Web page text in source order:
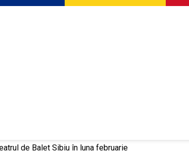
de Balet Sibiu în luna februarie